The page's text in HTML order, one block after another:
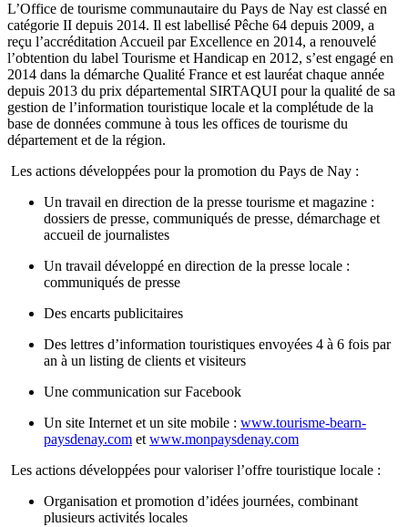
L’Office de tourisme communautaire du Pays de Nay est classé en
catégorie II depuis 2014. Il est labellisé Pêche 64 depuis 2009, a
reçu l’accréditation Accueil par Excellence en 2014, a renouvelé
l’obtention du label Tourisme et Handicap en 2012, s’est engagé en
2014 dans la démarche Qualité France et est lauréat chaque année
depuis 2013 du prix départemental SIRTAQUI pour la qualité de sa
gestion de l’information touristique locale et la complétude de la
base de données commune à tous les offices de tourisme du
département et de la région.
Les actions développées pour la promotion du Pays de Nay :
Un travail en direction de la presse tourisme et magazine :
dossiers de presse, communiqués de presse, démarchage et
accueil de journalistes
Un travail développé en direction de la presse locale :
communiqués de presse
Des encarts publicitaires
Des lettres d’information touristiques envoyées 4 à 6 fois par
an à un listing de clients et visiteurs
Une communication sur Facebook
Un site Internet et un site mobile : www.tourisme-bearn-
paysdenay.com et www.monpaysdenay.com
Les actions développées pour valoriser l’offre touristique locale :
Organisation et promotion d’idées journées, combinant
plusieurs activités locales